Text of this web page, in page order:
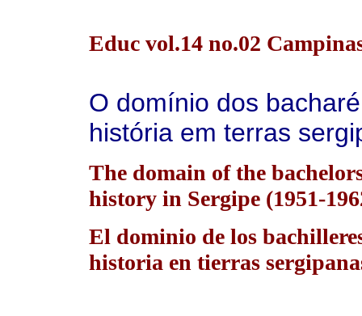
Educ vol.14 no.02
O domínio dos
história em terras
The domain of the
history in Sergipe (1951-
El dominio de los
historia en tierras